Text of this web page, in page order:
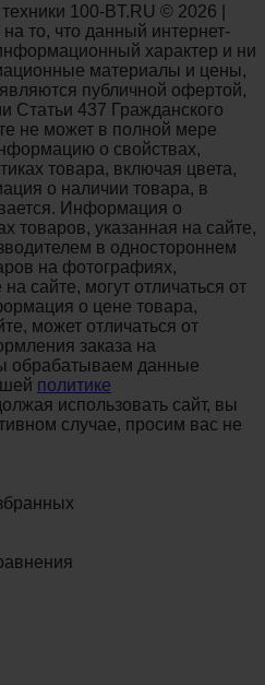
100-BT.RU © 2026 |
то, что данный интернет-
характер и ни
материалы и цены,
публичной офертой,
Статьи 437 Гражданского
не может в полной мере
о свойствах,
товара, включая цвета,
о наличии товара, в
Информация о
товаров, указанная на сайте,
в одностороннем
на фотографиях,
сайте, могут отличаться от
о цене товара,
может отличаться от
заказа на
обрабатываем данные
политике
использовать сайт, вы
случае, просим вас не